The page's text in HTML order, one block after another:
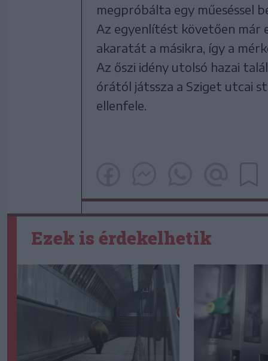
megpróbálta egy műeséssel
Az egyenlítést követően már
akaratát a másikra, így a
Az őszi idény utolsó hazai
órától játssza a Sziget utcai
ellenfele.
Ezek is érdekelhetik